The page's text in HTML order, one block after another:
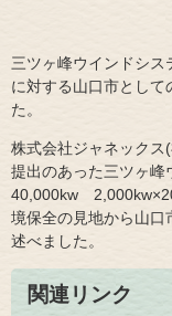
三ツヶ峰ウインドシ
に対する山口市として
た。
株式会社ジャネック
提出のあった三ツヶ峰
40,000kw
境保全の見地から山口
述べました。
関連リンク